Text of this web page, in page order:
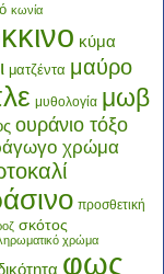
κωνία
κύμα
ματζέντα μαύρο
μυθολογία μωβ
ουράνιο τόξο
χρώμα
προσθετική
σκότος
χρώμα
φως